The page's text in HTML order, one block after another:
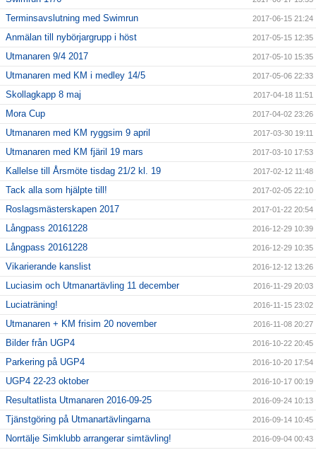
Terminsavslutning med Swimrun 2017-06-15 21:24
Anmälan till nybörjargrupp i höst 2017-05-15 12:35
Utmanaren 9/4 2017 2017-05-10 15:35
Utmanaren med KM i medley 14/5 2017-05-06 22:33
Skollagkapp 8 maj 2017-04-18 11:51
Mora Cup 2017-04-02 23:26
Utmanaren med KM ryggsim 9 april 2017-03-30 19:11
Utmanaren med KM fjäril 19 mars 2017-03-10 17:53
Kallelse till Årsmöte tisdag 21/2 kl. 19 2017-02-12 11:48
Tack alla som hjälpte till! 2017-02-05 22:10
Roslagsmästerskapen 2017 2017-01-22 20:54
Långpass 20161228 2016-12-29 10:39
Långpass 20161228 2016-12-29 10:35
Vikarierande kanslist 2016-12-12 13:26
Luciasim och Utmanartävling 11 december 2016-11-29 20:03
Luciaträning! 2016-11-15 23:02
Utmanaren + KM frisim 20 november 2016-11-08 20:27
Bilder från UGP4 2016-10-22 20:45
Parkering på UGP4 2016-10-20 17:54
UGP4 22-23 oktober 2016-10-17 00:19
Resultatlista Utmanaren 2016-09-25 2016-09-24 10:13
Tjänstgöring på Utmanartävlingarna 2016-09-14 10:45
Norrtälje Simklubb arrangerar simtävling! 2016-09-04 00:43